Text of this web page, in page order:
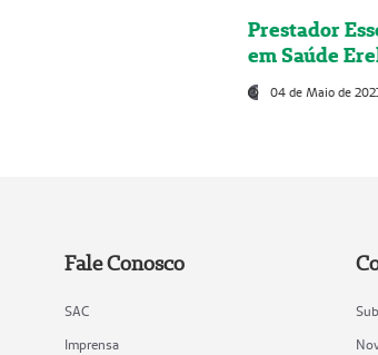
Prestador
em Saúde
04 de Maio de
Fale Conosco
SAC
Imprensa